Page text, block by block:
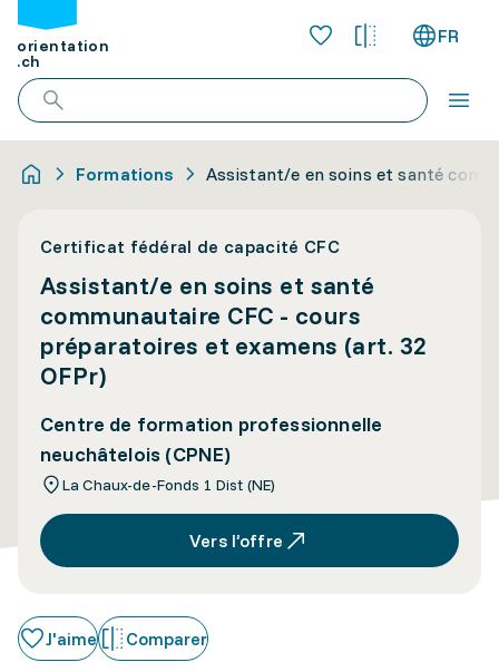
orientation
.ch
FR
Formations Assistant/e en soins et santé
Certificat fédéral de capacité CFC
Assistant/e en soins et santé
communautaire CFC - cours
préparatoires et examens (art. 32
OFPr)
Centre de formation professionnelle
neuchâtelois (CPNE)
La Chaux-de-Fonds 1 Dist (NE)
Vers l’offre
J'aime Comparer